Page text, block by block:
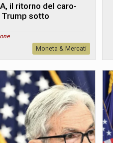
il ritorno del caro-
sotto
Moneta & Mercati